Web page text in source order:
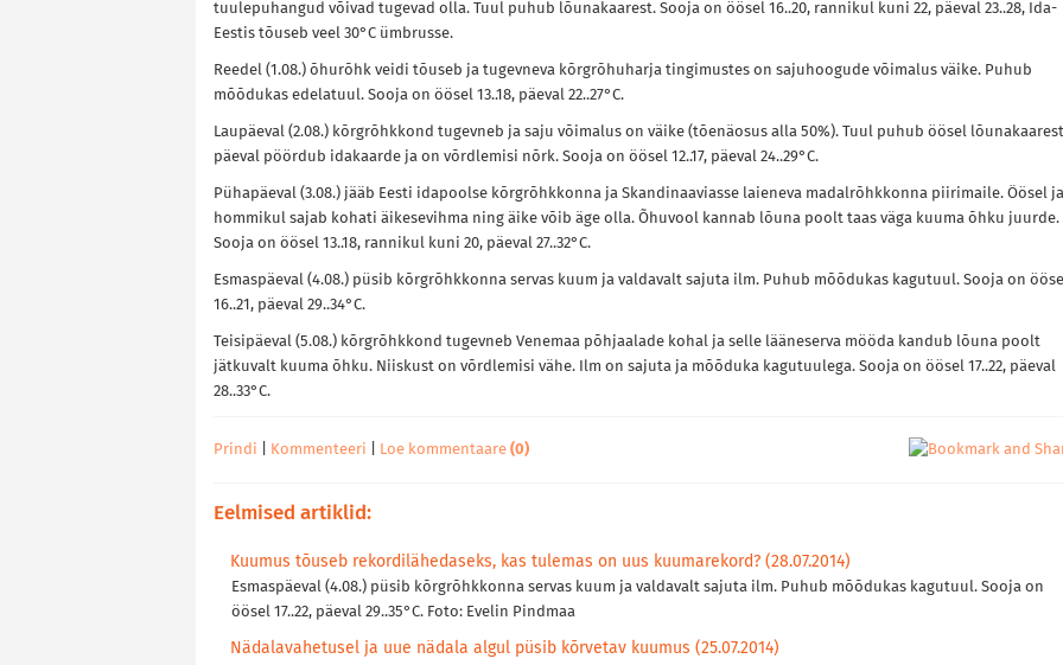
tuulepuhangud võivad tugevad olla. Tuul puhub lõunakaarest. Sooja on öösel 16..20, rannikul kuni 22, päeval 23..28, Ida-
Eestis tõuseb veel 30°C ümbrusse.
Reedel (1.08.) õhurõhk veidi tõuseb ja tugevneva kõrgrõhuharja tingimustes on sajuhoogude võimalus väike. Puhub
mõõdukas edelatuul. Sooja on öösel 13..18, päeval 22..27°C.
Laupäeval (2.08.) kõrgrõhkkond tugevneb ja saju võimalus on väike (tõenäosus alla 50%). Tuul puhub öösel
päeval pöördub idakaarde ja on võrdlemisi nõrk. Sooja on öösel 12..17, päeval 24..29°C.
Pühapäeval (3.08.) jääb Eesti idapoolse kõrgrõhkkonna ja Skandinaaviasse laieneva madalrõhkkonna piirimaile. Öösel ja
hommikul sajab kohati äikesevihma ning äike võib äge olla. Õhuvool kannab lõuna poolt taas väga kuuma õhku juurde.
Sooja on öösel 13..18, rannikul kuni 20, päeval 27..32°C.
Esmaspäeval (4.08.) püsib kõrgrõhkkonna servas kuum ja valdavalt sajuta ilm. Puhub mõõdukas kagutuul. Sooja on
16..21, päeval 29..34°C.
Teisipäeval (5.08.) kõrgrõhkkond tugevneb Venemaa põhjaalade kohal ja selle lääneserva mööda kandub lõuna poolt
jätkuvalt kuuma õhku. Niiskust on võrdlemisi vähe. Ilm on sajuta ja mõõduka kagutuulega. Sooja on öösel 17..22, päeval
28..33°C.
Prindi Kommenteeri Loe kommentaare (0)
Eelmised artiklid:
Kuumus tõuseb rekordilähedaseks, kas tulemas on uus kuumarekord? (28.07.2014)
Esmaspäeval (4.08.) püsib kõrgrõhkkonna servas kuum ja valdavalt sajuta ilm. Puhub mõõdukas kagutuul. Sooja on
öösel 17..22, päeval 29..35°C. Foto: Evelin Pindmaa
Nädalavahetusel ja uue nädala algul püsib kõrvetav kuumus (25.07.2014)